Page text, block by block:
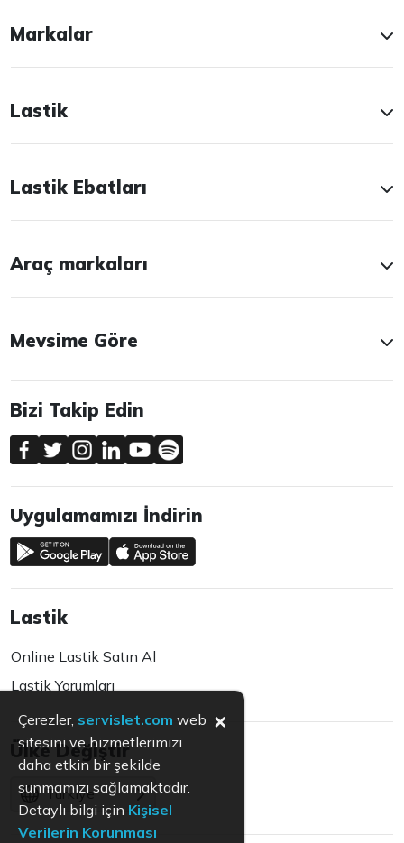
Markalar
Lastik
Lastik Ebatları
Araç markaları
Mevsime Göre
Bizi Takip Edin
Uygulamamızı İndirin
Lastik
Online Lastik Satın Al
Lastik Yorumları
Ülke Değiştir
Türkiye
Çerezler, servislet.com web
sitesini ve hizmetlerimizi
daha etkin bir şekilde
sunmamızı sağlamaktadır.
Detaylı bilgi için Kişisel
Verilerin Korunması
×